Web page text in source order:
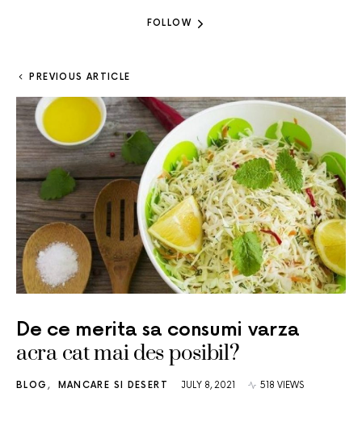
FOLLOW
PREVIOUS ARTICLE
De ce merita sa consumi varza
acra cat mai des posibil?
BLOG MANCARE SI DESERT JULY 8, 2021 518 VIEWS